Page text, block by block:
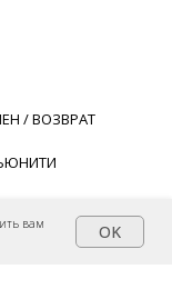
вам
OK
/ ВОЗВРАТ